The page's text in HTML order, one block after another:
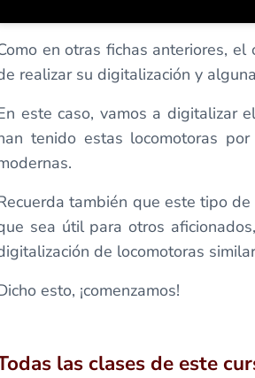
en otras fichas anteriores,
realizar su digitalización y
este caso, vamos a digitalizar
tenido estas locomotoras
también que este tipo
sea útil para otros
de locomotoras
esto, ¡comenzamos!
las clases de este